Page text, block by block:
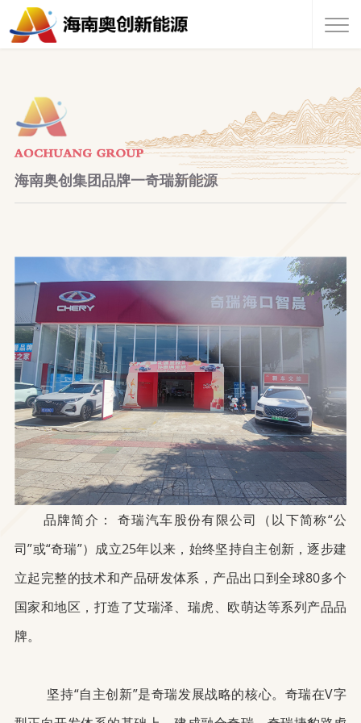
NEWS CENTER
海南奥创集团品牌一奇瑞新能源
品牌简介： 奇瑞汽车股份有限公司（以下简称“公
司”或“奇瑞”）成立25年以来，始终坚持自主创新，逐步建
立起完整的技术和产品研发体系，产品出口到全球80多个
国家和地区，打造了艾瑞泽、瑞虎、欧萌达等系列产品品
牌。
坚持“自主创新”是奇瑞发展战略的核心。奇瑞在V字